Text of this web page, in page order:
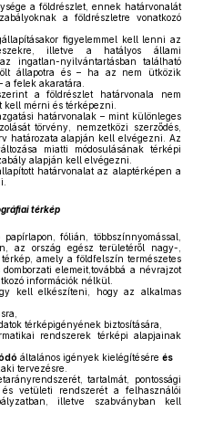
a földrészlet, ennek határvonalát
a földrészletre vonatkozó
figyelemmel kell lenni az
illetve a hatályos állami
ingatlan-nyilvántartásban található
állapotra és – ha az nem ütközik
a felek akaratára.
a földrészlet határvonala nem
kell mérni és térképezni.
határvonalak – mint különleges
törvény, nemzetközi szerződés,
határozata alapján kell elvégezni. Az
miatti módosulásának térképi
alapján kell elvégezni.
határvonalat az alaptérképen a
térkép
fólián, többszínnyomással,
az ország egész területéről nagy-,
amely a földfelszín természetes
elemeit,továbbá a névrajzot
információk nélkül.
kell elkészíteni, hogy az alkalmas
térképigényének biztosítására,
rendszerek térképi alapjainak
általános igények kielégítésére és
tervezésre.
tartalmát, pontossági
vetületi rendszerét a felhasználói
illetve szabványban kell